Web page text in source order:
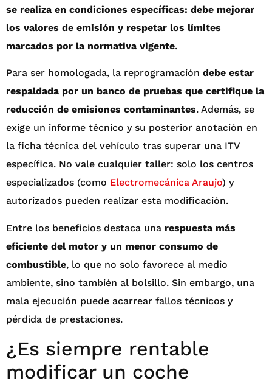
se realiza en condiciones específicas: debe mejorar
los valores de emisión y respetar los límites
marcados por la normativa vigente.
Para ser homologada, la reprogramación debe estar
respaldada por un banco de pruebas que certifique la
reducción de emisiones contaminantes. Además, se
exige un informe técnico y su posterior anotación en
la ficha técnica del vehículo tras superar una ITV
específica. No vale cualquier taller: solo los centros
especializados (como Electromecánica Araujo) y
autorizados pueden realizar esta modificación.
Entre los beneficios destaca una respuesta más
eficiente del motor y un menor consumo de
combustible, lo que no solo favorece al medio
ambiente, sino también al bolsillo. Sin embargo, una
mala ejecución puede acarrear fallos técnicos y
pérdida de prestaciones.
¿Es siempre rentable
modificar un coche